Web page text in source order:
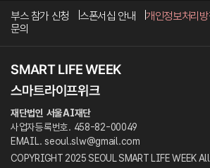
부스 참가 신청 스폰서십 안내 개인정보처리방
문의
재단법인 서울AI재단
사업자등록번호. 458-82-00049
EMAIL. seoul.slw@gmail.com
COPYRIGHT 2025 SEOUL SMART LIFE WEEK